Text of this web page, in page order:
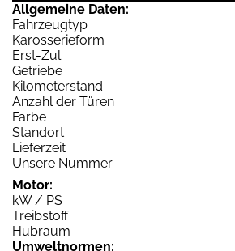
Allgemeine Daten:
Fahrzeugtyp
Karosserieform
Erst-Zul.
Getriebe
Kilometerstand
Anzahl der Türen
Farbe
Standort
Lieferzeit
Unsere Nummer
Motor:
kW / PS
Treibstoff
Hubraum
Umweltnormen: